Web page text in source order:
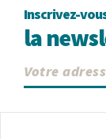
Inscrivez-
la